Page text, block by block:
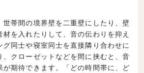
世帯間の境界壁を二重壁にしたり、壁
を入れたりして、音の伝わりを抑え
グ同士や寝室同士を直接隣り合わせに
、クローゼットなどを間に挟むと、音
が期待できます。「どの時間帯に、ど